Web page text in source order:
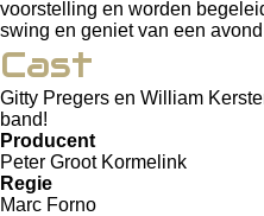
voorstelling en worden
swing en geniet van een
Cast
Gitty Pregers en William
band!
Producent
Peter Groot Kormelink
Regie
Marc Forno